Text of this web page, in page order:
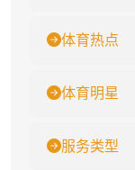
体育热点
体育明星
服务类型